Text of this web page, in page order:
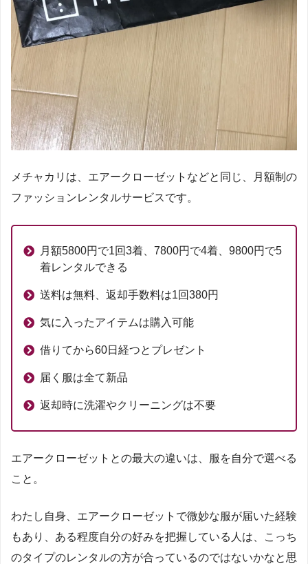
メチャカリは、エアークローゼットなどと同じ、月額制の
ファッションレンタルサービスです。
月額5800円で1回3着、7800円で4着、9800円で5
着レンタルできる
送料は無料、返却手数料は1回380円
気に入ったアイテムは購入可能
借りてから60日経つとプレゼント
届く服は全て新品
返却時に洗濯やクリーニングは不要
エアークローゼットとの最大の違いは、服を自分で選べる
こと。
わたし自身、エアークローゼットで微妙な服が届いた経験
もあり、ある程度自分の好みを把握している人は、こっち
のタイプのレンタルの方が合っているのではないかなと思